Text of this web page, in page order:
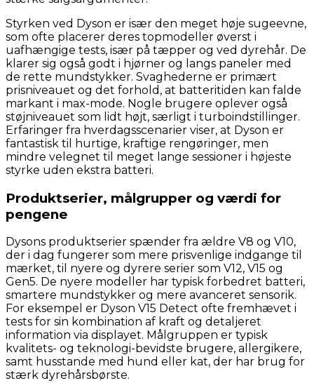
Styrken ved Dyson er især den meget høje sugeevne,
som ofte placerer deres topmodeller øverst i
uafhængige tests, især på tæpper og ved dyrehår. De
klarer sig også godt i hjørner og langs paneler med
de rette mundstykker. Svaghederne er primært
prisniveauet og det forhold, at batteritiden kan falde
markant i max-mode. Nogle brugere oplever også
støjniveauet som lidt højt, særligt i turboindstillinger.
Erfaringer fra hverdagsscenarier viser, at Dyson er
fantastisk til hurtige, kraftige rengøringer, men
mindre velegnet til meget lange sessioner i højeste
styrke uden ekstra batteri.
Produktserier, målgrupper og værdi for
pengene
Dysons produktserier spænder fra ældre V8 og V10,
der i dag fungerer som mere prisvenlige indgange til
mærket, til nyere og dyrere serier som V12, V15 og
Gen5. De nyere modeller har typisk forbedret batteri,
smartere mundstykker og mere avanceret sensorik.
For eksempel er Dyson V15 Detect ofte fremhævet i
tests for sin kombination af kraft og detaljeret
information via displayet. Målgruppen er typisk
kvalitets- og teknologi-bevidste brugere, allergikere,
samt husstande med hund eller kat, der har brug for
stærk dyrehårsbørste.